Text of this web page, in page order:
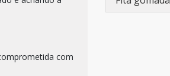
com
adesivos